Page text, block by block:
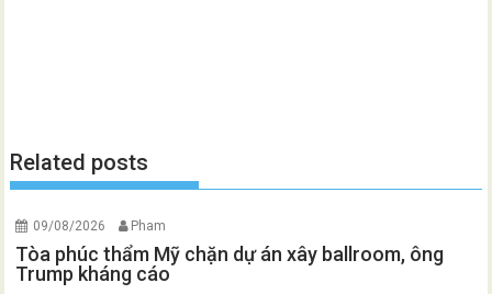
Related posts
09/08/2026 Pham
Tòa phúc thẩm Mỹ chặn dự án xây ballroom, ông
Trump kháng cáo